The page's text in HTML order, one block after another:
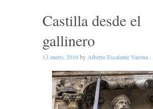
Castilla desde el
gallinero
13 enero, 2016by Alberto Escalante Varona ·